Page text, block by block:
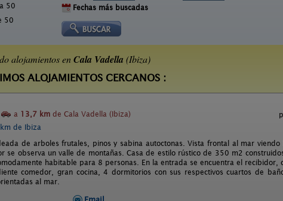
50
50
Fechas más buscadas
alojamientos enCala Vadella (Ibiza)
ALOJAMIENTOS CERCANOS :
a 13,7 km de Cala Vadella (Ibiza)
de Ibiza
de arboles frutales, pinos y sabina autoctonas. Vista frontal al mar viendo
se observa un valle de montañas. Casa de estilo rústico de 350 m2
habitable para 8 personas. En la entrada se encuentra el recibidor,
comedor, gran cocina, 4 dormitorios con sus respectivos cuartos de
al mar.
Email